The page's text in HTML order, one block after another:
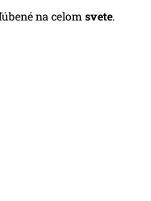
na celom svete.